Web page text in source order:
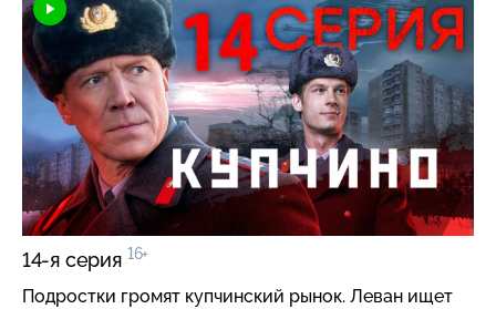
14-я серия 16+
Подростки громят купчинский рынок. Леван ищет